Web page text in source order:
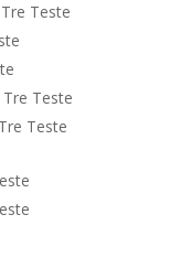
Teste
Teste
Teste